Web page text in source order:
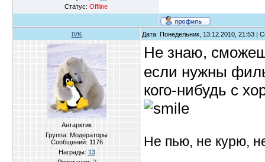
Статус: Offline
IVK Дата: Понедельник, 13.12.2010, 21:53 |
Антарктик
Группа: Модераторы
Сообщений: 1176
Награды: 13
Не знаю,
если нужны
кого-нибудь с
Не пью, не курю,